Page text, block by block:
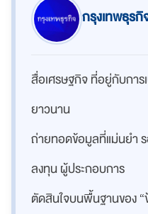
กรุงเทพธุรกิ
สื่อเศรษฐกิจ ที่อยู่กับการ
ยาวนาน
ถ่ายทอดข้อมูลที่แม่นยำ
ลงทุน ผู้ประกอบการ
ตัดสินใจบนพื้นฐานของ “